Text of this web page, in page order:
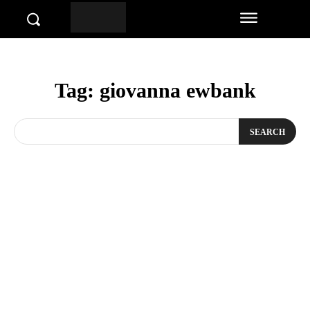
Tag: giovanna ewbank
SEARCH